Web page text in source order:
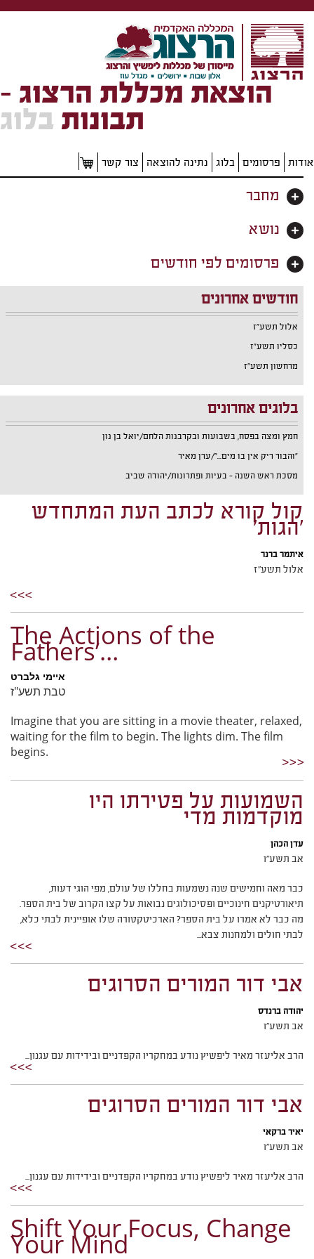
הוצאת מכללת הרצוג -
תבונות בלוג
אודות פרסומים בלוג נתינה להוצאה צור קשר
מחבר
נושא
פרסומים לפי חודשים
חודשים אחרונים
אלול תשע"ז
כסליו תשע"ז
מרחשון תשע"ז
בלוגים אחרונים
חמץ ומצה בפסח, בשבועות ובקרבנות הלחם/יואל בן נון
"והבור ריק אין בו מים..."/ערן מאיר
מסכת ראש השנה - בעיות ופתרונות/יהודה שביב
קול קורא לכתב העת המתחדש
'הגות'
איתמר ברנר
אלול תשע"ז
The Actions of the
Fathers’…
איימי גלברט
טבת תשע"ז
Imagine that you are sitting in a movie theater, relaxed,
waiting for the film to begin. The lights dim. The film
begins.
השמועות על פטירתו היו
מוקדמות מדי
עדן הכהן
אב תשע"ו
כבר מאה וחמישים שנה נשמעות בחללו של עולם, מפי הוגי דעות,
תיאורטיקנים חינוכיים ופסיכולוגים נבואות על קצו הקרוב של בית הספר.
מה כבר לא אמרו על בית הספר? הארכיטקטורה שלו אופיינית לבתי כלא,
לבתי חולים ולמחנות צבא...
אבי דור המורים הסרוגים
יהודה ברנדס
אב תשע"ו
הרב אליעזר מאיר ליפשיץ נודע במחקריו הקפדניים ובידידות עם עגנון...
אבי דור המורים הסרוגים
יאיר ברקאי
אב תשע"ו
הרב אליעזר מאיר ליפשיץ נודע במחקריו הקפדניים ובידידות עם עגנון...
Shift Your Focus, Change
Your Mind